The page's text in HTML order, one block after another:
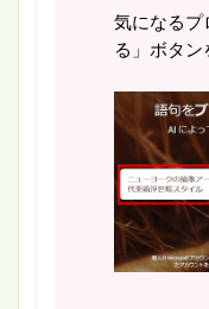
気になるプ
る」ボタン